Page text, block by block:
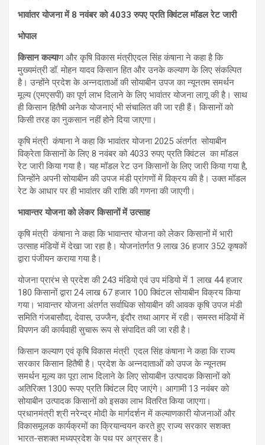
भावांतर योजना में 8 नवंबर को 4033 रुपए प्रति क्विंटल मॉडल रेट जारी
भोपाल
किसान कल्याण और कृषि विकास मंत्रीएदल सिंह कंषाना ने कहा है कि
मुख्यमंत्री डॉ. मोहन यादव किसान हित और उनके कल्याण के लिए संकल्पित
है। उन्होंने प्रदेश के अन्नदाताओं की सोयाबीन उपज का न्यूनतम समर्थन
मूल्य (एमएसपी) का पूर्ण लाभ दिलाने के लिए भावांतर योजना लागू की है। साथ
ही किसान हितैषी अनेक योजनाएं भी संचालित की जा रही हैं। किसानों को
किसी तरह का नुकसान नहीं होने दिया जाएगा।
कृषि मंत्री कंषाना ने कहा कि भावांतर योजना 2025 अंतर्गत सोयाबीन
विक्रेता किसानों के लिए 8 नवंबर को 4033 रुपए प्रति क्विंटल का मॉडल
रेट जारी किया गया है। यह मॉडल रेट उन किसानों के लिए जारी किया गया है,
जिन्होंने अपनी सोयाबीन की उपज मंडी प्रांगणों में विक्रय की है। उक्त मॉडल
रेट के आधार पर ही भावांतर की राशि की गणना की जाएगी।
भावान्तर योजना को लेकर किसानों में उत्साह
कृषि मंत्री कंषाना ने कहा कि भावान्तर योजना को लेकर किसानों में भारी
उत्साह मंडियों में देखा जा रहा है। योजनांतर्गत 9 लाख 36 हजार 352 कृषकों
द्वारा पंजीयन कराया गया है।
योजना प्रारंभ से प्रदेश की 243 मंडियो एवं उप मंडियो में 1 लाख 44 हजार
180 किसानों द्वारा 24 लाख 67 हजार 100 क्विंटल सोयाबीन विक्रय किया
गया। भावान्तर योजना अंतर्गत सर्वाधिक सोयाबीन की आवक कृषि उपज मंडी
समिति गंजबासौदा, देवास, उज्जैन, इंदौर तथा आगर में रही। समस्त मंडियों में
विपणन की कार्यवाही सुचारू रूप से संपादित की जा रही है।
किसान कल्याण एवं कृषि विकास मंत्री एदल सिंह कंषाना ने कहा कि राज्य
सरकार किसान हितैषी है। प्रदेश के अन्नदाताओं को उपज के न्यूनतम
समर्थन मूल्य का पूरा लाभ दिलाने के लिए सोयाबीन उत्पादक किसानों को
अतिरिक्त 1300 रूपए प्रति क्विंटल दिए जाएंगे। आगामी 13 नवंबर को
सोयाबीन उत्पादक किसानों को इसका लाभ वितरित किया जाएगा।
प्रधानमंत्री श्री नरेन्द्र मोदी के मार्गदर्शन में कल्याणकारी योजनाओं और
विकासमूलक कार्यक्रमों का क्रियान्वयन करते हुए राज्य सरकार सशक्त
भारत-सशक्त मध्यप्रदेश के पथ पर अग्रसर है।